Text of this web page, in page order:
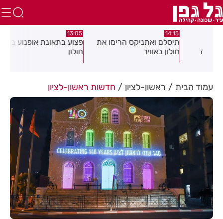
תיסלם ואתניקס הרימו את
חולון באוויר
פצוע בתאונת אופנוע במרכז
עמוד הבית ראשון-לציון חדשות ראשון-לציון